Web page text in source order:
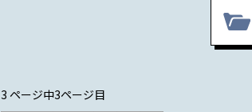
3 ページ中3ページ目